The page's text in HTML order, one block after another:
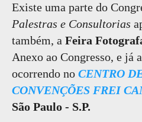
Existe uma parte do
Palestras e Consultorias
também, a Feira
Anexo ao Congresso, e já
ocorrendo no CENTRO
CONVENÇÕES FREI
São Paulo - S.P.